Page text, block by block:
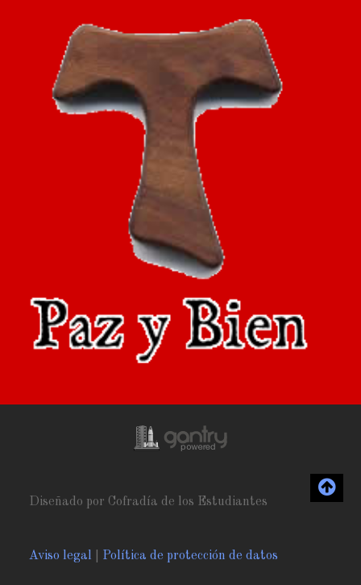
Diseñado por Cofradía de los Estudiantes
Aviso legal Política de protección de datos